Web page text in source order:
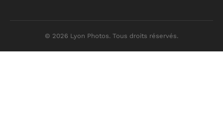
© 2026 Lyon Photos. Tous droits réservés.